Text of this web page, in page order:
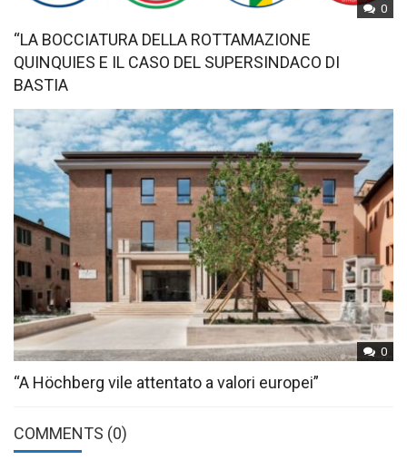
0
“LA BOCCIATURA DELLA ROTTAMAZIONE
QUINQUIES E IL CASO DEL SUPERSINDACO DI
BASTIA
0
“A Höchberg vile attentato a valori europei”
COMMENTS (0)